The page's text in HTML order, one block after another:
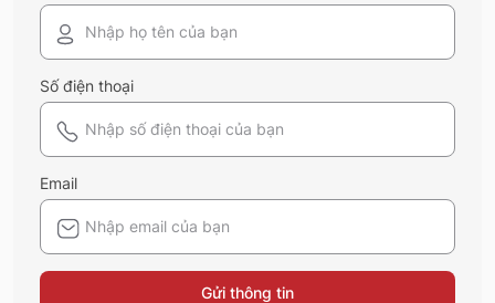
Số điện thoại
Email
Gửi thông tin